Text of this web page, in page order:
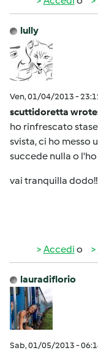
lully
Ven, 01/04/2013 -
scuttidoretta
ho rinfrescato
svista, ci ho messo
succede nulla o
vai tranquilla
Accedi o
lauradiflorio
Sab, 01/05/2013 -